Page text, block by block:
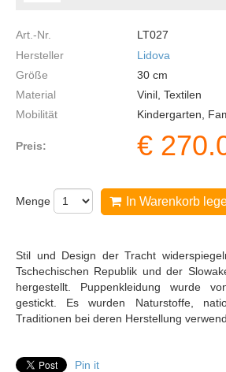
Art.-Nr.
LT027
Hersteller
Lidova
Größe
30 cm
Material
Vinil, Textilen
Mobilität
Kindergarten,
Preis: €
Menge In Warenkorb
Stil und Design der Tracht
Tschechischen Republik und der
hergestellt. Puppenkleidung wurde
gestickt. Es wurden Naturstoffe,
Traditionen bei deren Herstellung
Pin it